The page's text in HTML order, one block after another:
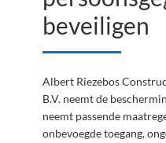
beveiligen
Albert Riezebos
B.V. neemt de
neemt passende
onbevoegde toegang,